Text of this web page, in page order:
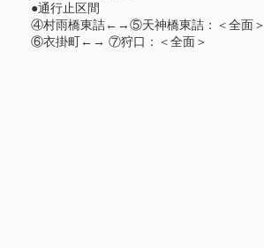
●通行止区間
④村雨橋東詰←→⑤天神橋東詰：＜全面＞
⑥衣掛町←→ ⑦狩口：＜全面＞